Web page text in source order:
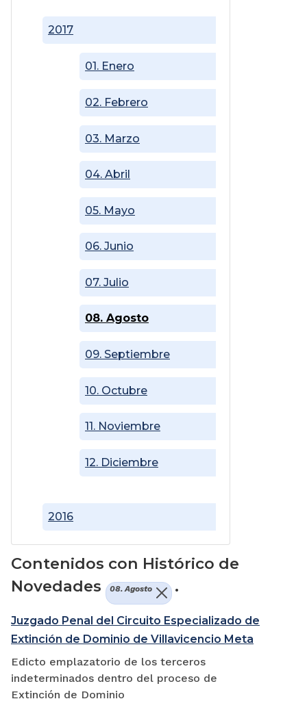
2016
2017
01. Enero
02. Febrero
03. Marzo
04. Abril
05. Mayo
06. Junio
07. Julio
08. Agosto
09. Septiembre
10. Octubre
11. Noviembre
12. Diciembre
Contenidos con Histórico de
Novedades
08. Agosto .
Juzgado Penal del Circuito Especializado de
Extinción de Dominio de Villavicencio Meta
Edicto emplazatorio de los terceros
indeterminados dentro del proceso de
Extinción de Dominio